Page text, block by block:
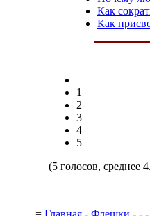
Как
Как
1
2
3
4
5
(5 голосов, среднее
= Главная - Флешки - - -